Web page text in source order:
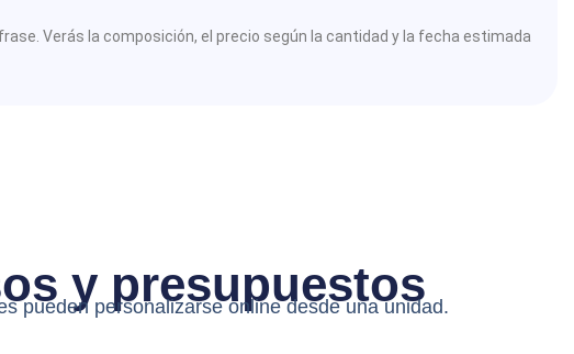
Verás la composición, el precio según la cantidad y la fecha estimada
y presupuestos
pueden personalizarse online desde una unidad.